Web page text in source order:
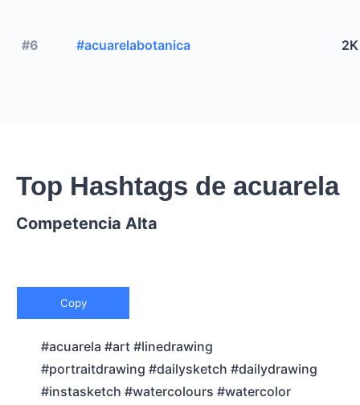
#6 #acuarelabotanica 2K
Top Hashtags de acuarela
Competencia Alta
Copy
#acuarela #art #linedrawing
#portraitdrawing #dailysketch #dailydrawing
#instasketch #watercolours #watercolor